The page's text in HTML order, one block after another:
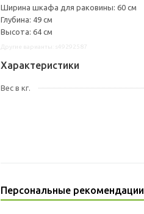
Ширина шкафа для раковины: 60 см
Глубина: 49 см
Высота: 64 см
Характеристики
Вес в кг.
Персональные рекомендации